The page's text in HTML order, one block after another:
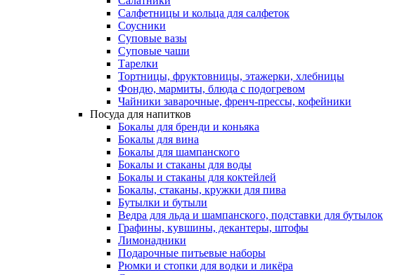
Салфетницы и кольца для салфеток
Соусники
Суповые вазы
Суповые чаши
Тарелки
Тортницы, фруктовницы, этажерки, хлебницы
Фондю, мармиты, блюда с подогревом
Чайники заварочные, френч-прессы, кофейники
Посуда для напитков
Бокалы для бренди и коньяка
Бокалы для вина
Бокалы для шампанского
Бокалы и стаканы для воды
Бокалы и стаканы для коктейлей
Бокалы, стаканы, кружки для пива
Бутылки и бутыли
Ведра для льда и шампанского, подставки для бутылок
Графины, кувшины, декантеры, штофы
Лимонадники
Подарочные питьевые наборы
Рюмки и стопки для водки и ликёра